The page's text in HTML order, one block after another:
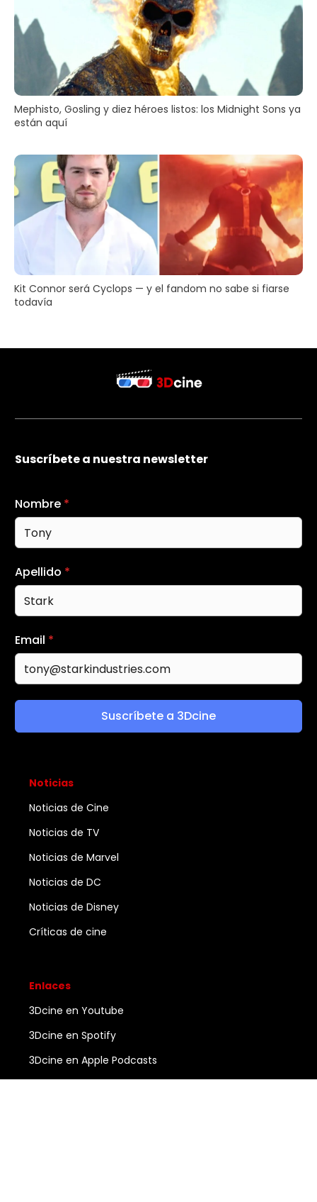
Mephisto, Gosling y diez héroes listos: los Midnight Sons ya
están aquí
Kit Connor será Cyclops — y el fandom no sabe si fiarse
todavía
Suscríbete a nuestra newsletter
Nombre *
Apellido *
Email *
Suscríbete a 3Dcine
Noticias
Noticias de Cine
Noticias de TV
Noticias de Marvel
Noticias de DC
Noticias de Disney
Críticas de cine
Enlaces
3Dcine en Youtube
3Dcine en Spotify
3Dcine en Apple Podcasts